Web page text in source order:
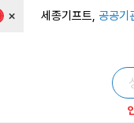
× 세종기프트, 공공기